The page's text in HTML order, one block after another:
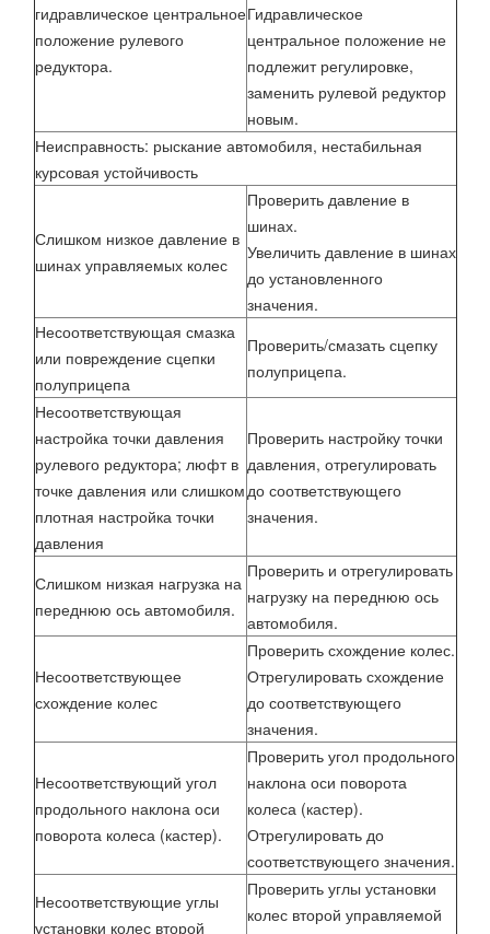
гидравлическое центральное
положение рулевого
редуктора.
Гидравлическое
центральное положение не
подлежит регулировке,
заменить рулевой редуктор
новым.
Неисправность: рыскание автомобиля, нестабильная
курсовая устойчивость
Слишком низкое давление в
шинах управляемых колес
Проверить давление в
шинах.
Увеличить давление в шинах
до установленного
значения.
Несоответствующая смазка
или повреждение сцепки
полуприцепа
Проверить/смазать сцепку
полуприцепа.
Несоответствующая
настройка точки давления
рулевого редуктора; люфт в
точке давления или слишком
плотная настройка точки
давления
Проверить настройку точки
давления, отрегулировать
до соответствующего
значения.
Слишком низкая нагрузка на
переднюю ось автомобиля.
Проверить и отрегулировать
нагрузку на переднюю ось
автомобиля.
Несоответствующее
схождение колес
Проверить схождение колес.
Отрегулировать схождение
до соответствующего
значения.
Несоответствующий угол
продольного наклона оси
поворота колеса (кастер).
Проверить угол продольного
наклона оси поворота
колеса (кастер).
Отрегулировать до
соответствующего значения.
Несоответствующие углы
установки колес второй
Проверить углы установки
колес второй управляемой